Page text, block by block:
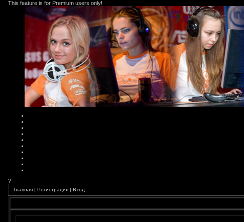
This feature is for Premium users only!
?
Главная | Регистрация | Вход